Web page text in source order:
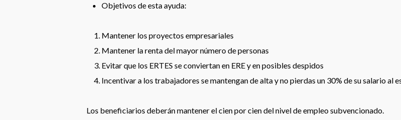
Objetivos de esta ayuda:
Mantener los proyectos empresariales
Mantener la renta del mayor número de personas
Evitar que los ERTES se conviertan en ERE y en posibles despidos
Incentivar a los trabajadores se mantengan de alta y no pierdas un 30% de su salario
Los beneficiarios deberán mantener el cien por cien del nivel de empleo subvencionado.